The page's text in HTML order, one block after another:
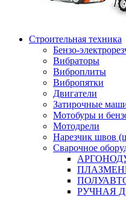
Строительная техника
Бензо-
Вибраторы
Виброплиты
Вибропятки
Двигатели
Затирочные
Мотобуры и
Мотодрели
Нарезчик швов
Сварочное
РУЧНАЯ